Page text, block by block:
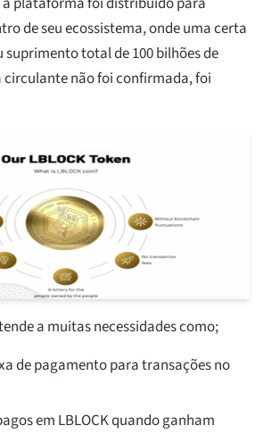
de seu ecossistema, onde uma certa
suprimento total de 100 bilhões de
circulante não foi confirmada, foi
a muitas necessidades como;
de pagamento para transações no
em LBLOCK quando ganham